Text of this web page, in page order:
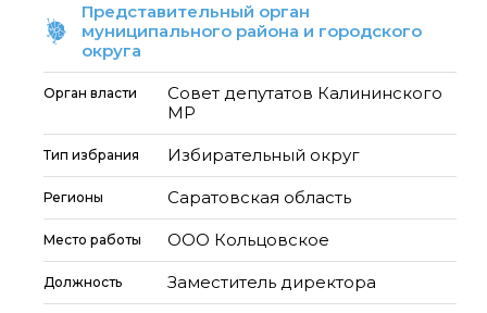
Представительный орган
муниципального района и городского
округа
Орган власти
Совет депутатов Калининского
МР
Тип избрания Избирательный округ
Регионы Саратовская область
Место работы ООО Кольцовское
Должность Заместитель директора